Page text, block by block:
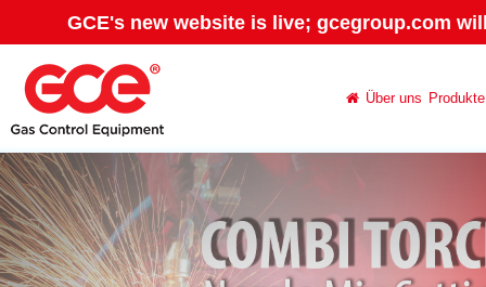
GCE's new website is live; gcegroup.com
Über uns Produkte